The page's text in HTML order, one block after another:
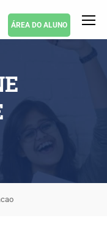
ÁREA DO ALUNO